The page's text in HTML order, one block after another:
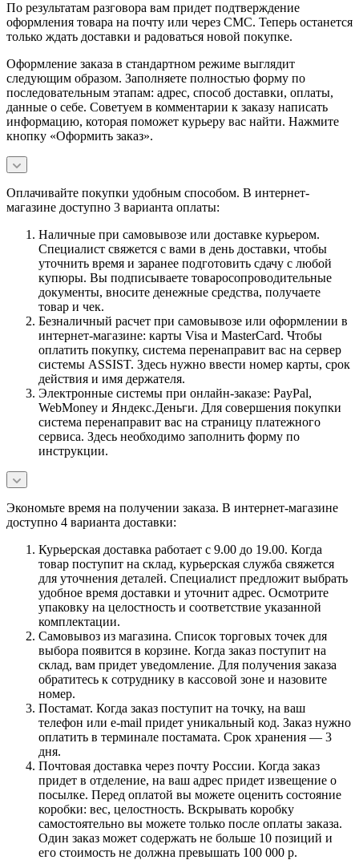
По результатам разговора вам придет подтверждение
оформления товара на почту или через СМС. Теперь останется
только ждать доставки и радоваться новой покупке.
Оформление заказа в стандартном режиме выглядит
следующим образом. Заполняете полностью форму по
последовательным этапам: адрес, способ доставки, оплаты,
данные о себе. Советуем в комментарии к заказу написать
информацию, которая поможет курьеру вас найти. Нажмите
кнопку «Оформить заказ».
Оплачивайте покупки удобным способом. В интернет-
магазине доступно 3 варианта оплаты:
Наличные при самовывозе или доставке курьером.
Специалист свяжется с вами в день доставки, чтобы
уточнить время и заранее подготовить сдачу с любой
купюры. Вы подписываете товаросопроводительные
документы, вносите денежные средства, получаете
товар и чек.
Безналичный расчет при самовывозе или оформлении в
интернет-магазине: карты Visa и MasterCard. Чтобы
оплатить покупку, система перенаправит вас на сервер
системы ASSIST. Здесь нужно ввести номер карты, срок
действия и имя держателя.
Электронные системы при онлайн-заказе: PayPal,
WebMoney и Яндекс.Деньги. Для совершения покупки
система перенаправит вас на страницу платежного
сервиса. Здесь необходимо заполнить форму по
инструкции.
Экономьте время на получении заказа. В интернет-магазине
доступно 4 варианта доставки:
Курьерская доставка работает с 9.00 до 19.00. Когда
товар поступит на склад, курьерская служба свяжется
для уточнения деталей. Специалист предложит выбрать
удобное время доставки и уточнит адрес. Осмотрите
упаковку на целостность и соответствие указанной
комплектации.
Самовывоз из магазина. Список торговых точек для
выбора появится в корзине. Когда заказ поступит на
склад, вам придет уведомление. Для получения заказа
обратитесь к сотруднику в кассовой зоне и назовите
номер.
Постамат. Когда заказ поступит на точку, на ваш
телефон или e-mail придет уникальный код. Заказ нужно
оплатить в терминале постамата. Срок хранения — 3
дня.
Почтовая доставка через почту России. Когда заказ
придет в отделение, на ваш адрес придет извещение о
посылке. Перед оплатой вы можете оценить состояние
коробки: вес, целостность. Вскрывать коробку
самостоятельно вы можете только после оплаты заказа.
Один заказ может содержать не больше 10 позиций и
его стоимость не должна превышать 100 000 р.